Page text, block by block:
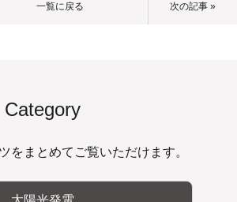
一覧に戻る 次の記事 »
Category
をまとめてご覧いただけます。